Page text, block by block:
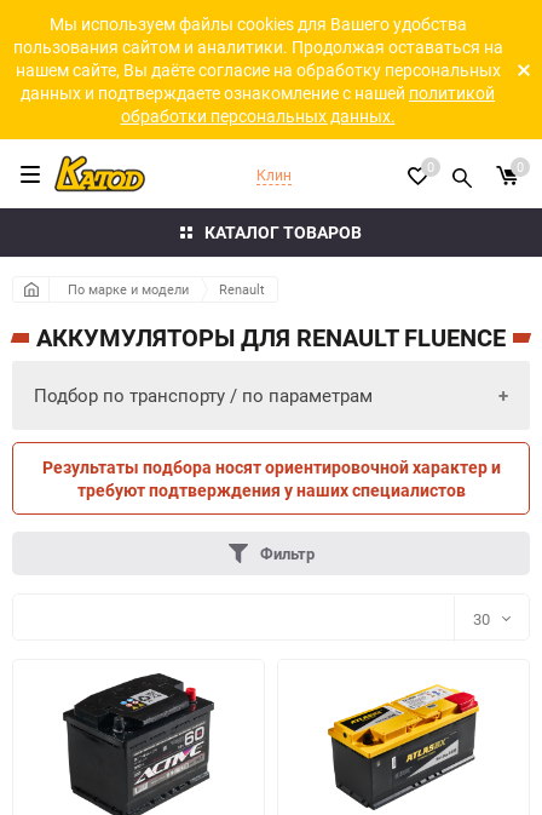
Мы используем файлы cookies для Вашего удобства
пользования сайтом и аналитики. Продолжая оставаться на
нашем сайте, Вы даёте согласие на обработку персональных
данных и подтверждаете ознакомление с нашей политикой
обработки персональных данных.
КАТАЛОГ ТОВАРОВ
Клин 0 0
По марке и модели Renault
АККУМУЛЯТОРЫ ДЛЯ RENAULT FLUENCE
Подбор по транспорту / по параметрам
ПО ТРАНСПОРТУ ПО ПАРАМЕТРАМ
Результаты подбора носят ориентировочной характер и
требуют подтверждения у наших специалистов
Фильтр
30
30
60